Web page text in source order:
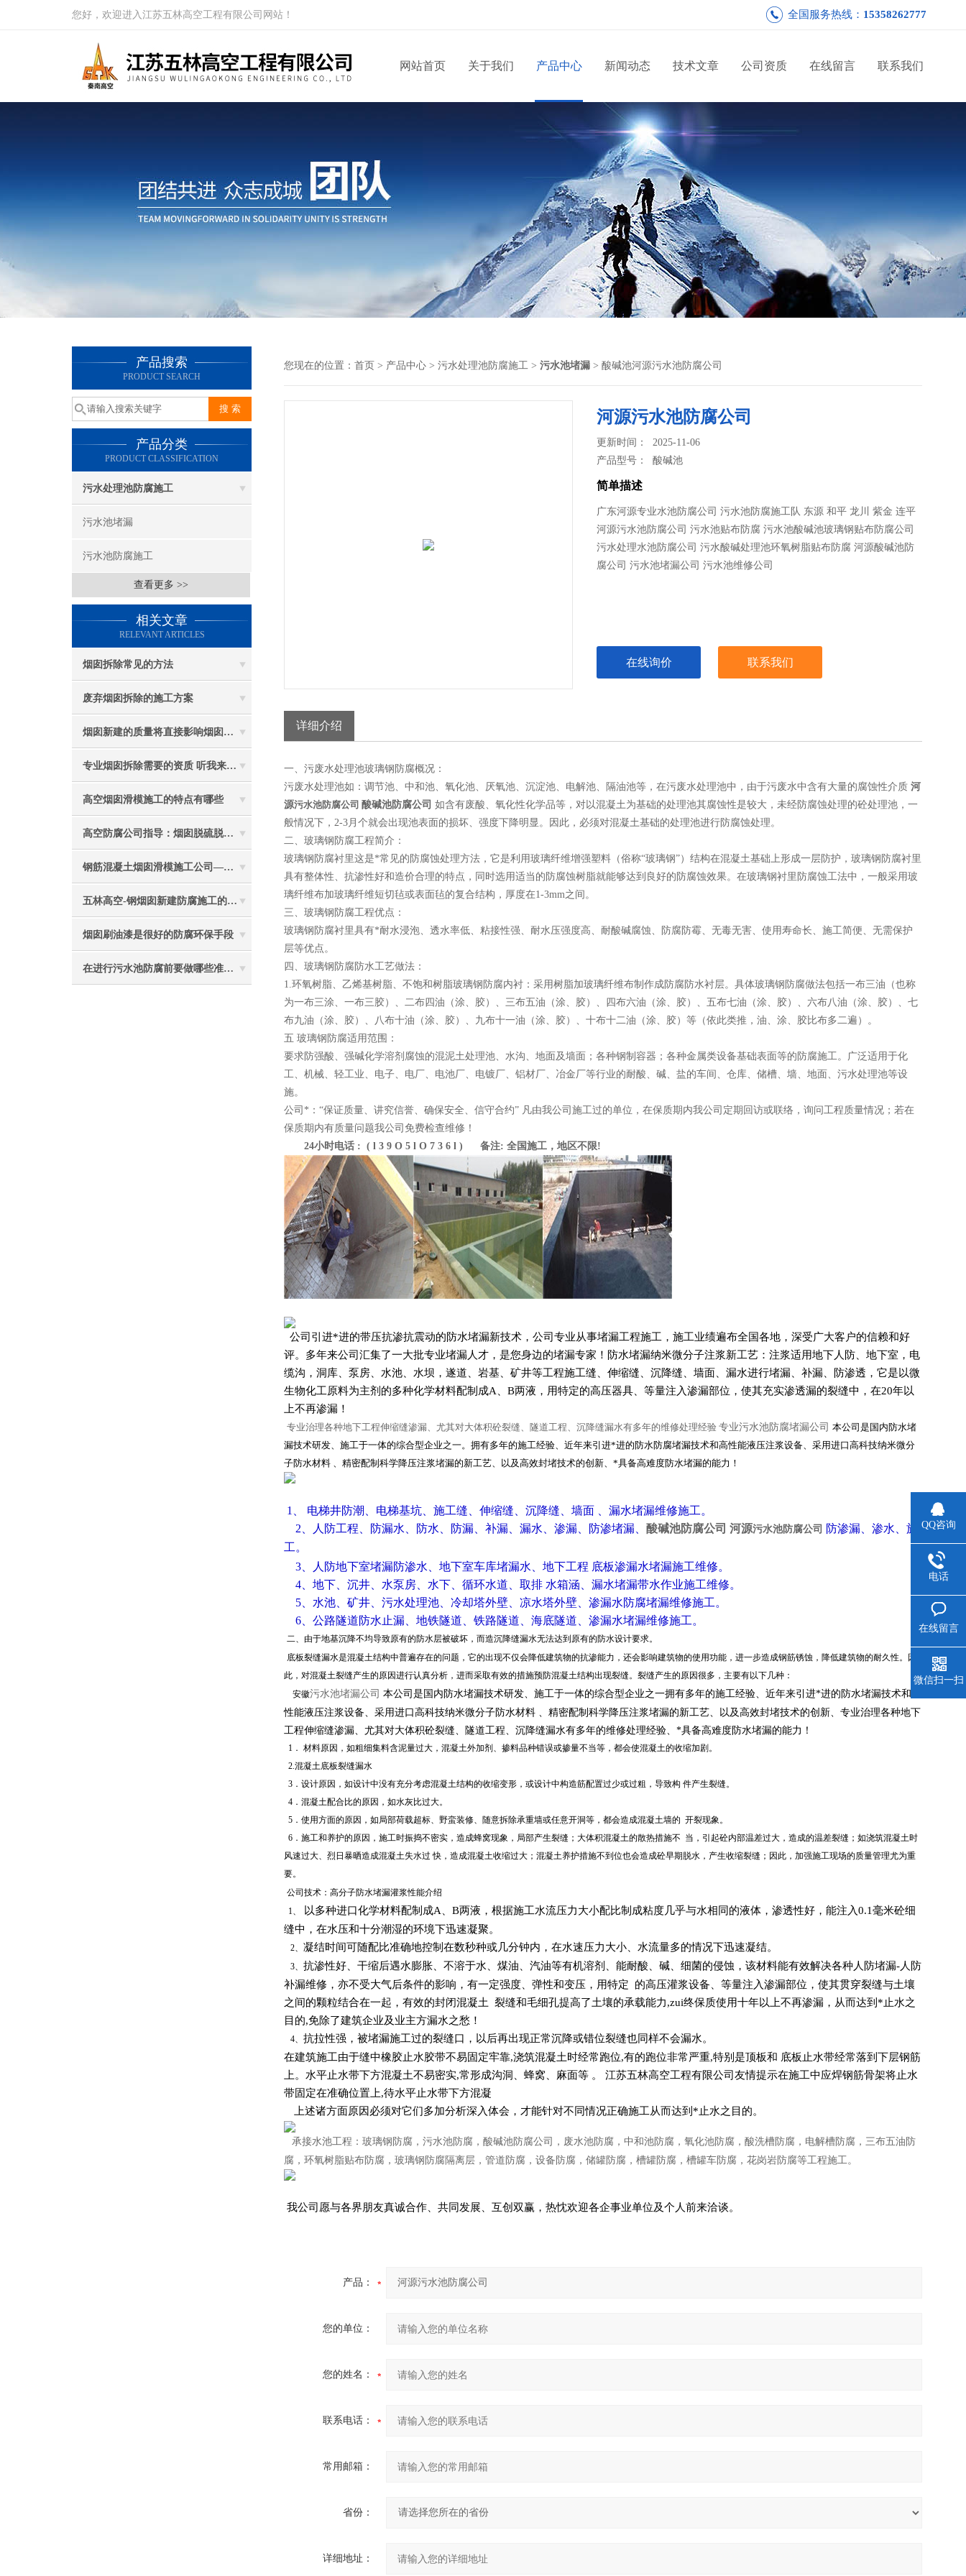
您好，欢迎进入江苏五林高空工程有限公司网站！ 全国服务热线： 15358262777
网站首页 关于我们 产品中心 新闻动态 技术文章 公司资质 在线留言 联系我们
产品搜索
PRODUCT SEARCH
产品分类
PRODUCT CLASSIFICATION
污水处理池防腐施工
污水池堵漏
污水池防腐施工
查看更多 >>
相关文章
RELEVANT ARTICLES
烟囱拆除常见的方法
废弃烟囱拆除的施工方案
烟囱新建的质量将直接影响烟囱防腐工程的难度
专业烟囱拆除需要的资质 听我来给你分析
高空烟囱滑模施工的特点有哪些
高空防腐公司指导：烟囱脱硫脱硝防腐施工要注意些什么？
钢筋混凝土烟囱滑模施工公司——选五林高空
五林高空-钢烟囱新建防腐施工的重要性
烟囱刷油漆是很好的防腐环保手段
在进行污水池防腐前要做哪些准备工作？
您现在的位置： 首页 > 产品中心 > 污水处理池防腐施工 > 污水池堵漏 > 酸碱池河源污水池防腐公司
河源污水池防腐公司
更新时间： 2025-11-06
产品型号：酸碱池
简单描述
广东河源专业水池防腐公司 污水池防腐施工队 东源 和平 龙川 紫金 连平
河源污水池防腐公司 污水池贴布防腐 污水池酸碱池玻璃钢贴布防腐公司
污水处理水池防腐公司 污水酸碱处理池环氧树脂贴布防腐 河源酸碱池防
腐公司 污水池堵漏公司 污水池维修公司
在线询价 联系我们
详细介绍
一、污废水处理池玻璃钢防腐概况：
污废水处理池如：调节池、中和池、氧化池、厌氧池、沉淀池、电解池、隔油池等，在污废水处理池中，由于污废水中含有大量的腐蚀性介质 河
源污水池防腐公司 酸碱池防腐公司 如含有废酸、氧化性化学品等，对以混凝土为基础的处理池其腐蚀性是较大，未经防腐蚀处理的砼处理池，一
般情况下，2-3月个就会出现池表面的损坏、强度下降明显。因此，必须对混凝土基础的处理池进行防腐蚀处理。
二、玻璃钢防腐工程简介：
玻璃钢防腐衬里这是*常见的防腐蚀处理方法，它是利用玻璃纤维增强塑料（俗称“玻璃钢”）结构在混凝土基础上形成一层防护，玻璃钢防腐衬里
具有整体性、抗渗性好和造价合理的特点，同时选用适当的防腐蚀树脂就能够达到良好的防腐蚀效果。在玻璃钢衬里防腐蚀工法中，一般采用玻
璃纤维布加玻璃纤维短切毡或表面毡的复合结构，厚度在1-3mm之间。
三、玻璃钢防腐工程优点：
玻璃钢防腐衬里具有*耐水浸泡、透水率低、粘接性强、耐水压强度高、耐酸碱腐蚀、防腐防霉、无毒无害、使用寿命长、施工简便、无需保护
层等优点。
四、玻璃钢防腐防水工艺做法：
1.环氧树脂、乙烯基树脂、不饱和树脂玻璃钢防腐内衬：采用树脂加玻璃纤维布制作成防腐防水衬层。具体玻璃钢防腐做法包括一布三油（也称
为一布三涂、一布三胶）、二布四油（涂、胶）、三布五油（涂、胶）、四布六油（涂、胶）、五布七油（涂、胶）、六布八油（涂、胶）、七
布九油（涂、胶）、八布十油（涂、胶）、九布十一油（涂、胶）、十布十二油（涂、胶）等（依此类推，油、涂、胶比布多二遍）。
五 玻璃钢防腐适用范围：
要求防强酸、强碱化学溶剂腐蚀的混泥土处理池、水沟、地面及墙面；各种钢制容器；各种金属类设备基础表面等的防腐施工。广泛适用于化
工、机械、轻工业、电子、电厂、电池厂、电镀厂、铝材厂、冶金厂等行业的耐酸、碱、盐的车间、仓库、储槽、墙、地面、污水处理池等设
施。
公司*：“保证质量、讲究信誉、确保安全、信守合约” 凡由我公司施工过的单位，在保质期内我公司定期回访或联络，询问工程质量情况；若在
保质期内有质量问题我公司免费检查维修！
24小时电话 : ( l 3 9 O 5 l O 7 3 6 l ) 备注: 全国施工，地区不限!
公司引进*进的带压抗渗抗震动的防水堵漏新技术，公司专业从事堵漏工程施工，施工业绩遍布全国各地，深受广大客户的信赖和好
评。多年来公司汇集了一大批专业堵漏人才，是您身边的堵漏专家！防水堵漏纳米微分子注浆新工艺：注浆适用地下人防、地下室，电
缆沟，洞库、泵房、水池、水坝，遂道、岩基、矿井等工程施工缝、伸缩缝、沉降缝、墙面、漏水进行堵漏、补漏、防渗透，它是以微
生物化工原料为主剂的多种化学材料配制成A、B两液，用特定的高压器具、等量注入渗漏部位，使其充实渗透漏的裂缝中，在20年以
上不再渗漏！
专业治理各种地下工程伸缩缝渗漏、尤其对大体积砼裂缝、隧道工程、沉降缝漏水有多年的维修处理经验 专业污水池防腐堵漏公司 本公司是国内防水堵
漏技术研发、施工于一体的综合型企业之一。拥有多年的施工经验、近年来引进*进的防水防腐堵漏技术和高性能液压注浆设备、采用进口高科技纳米微分
子防水材料 、精密配制科学降压注浆堵漏的新工艺、以及高效封堵技术的创新、*具备高难度防水堵漏的能力！
1、 电梯井防潮、电梯基坑、施工缝、伸缩缝、沉降缝、墙面 、漏水堵漏维修施工。
2、人防工程、防漏水、防水、防漏、补漏、漏水、渗漏、防渗堵漏、 酸碱池防腐公司 河源污水池防腐公司
防渗漏、渗水、施
工。
3、
人防地下室堵漏防渗水、地下室车库堵漏水、地下工程 底板渗漏水堵漏施工维修。
4、 地下、沉井、水泵房、水下、循环水道、取排 水箱涵、漏水堵漏带水作业施工维修。
5、 水池、矿井、污水处理池、冷却塔外壁、凉水塔外壁、渗漏水防腐堵漏维修施工。
6、 公路隧道防水止漏、地铁隧道、铁路隧道、海底隧道、渗漏水堵漏维修施工。
二、由于地基沉降不均导致原有的防水层被破坏，而造沉降缝漏水无法达到原有的防水设计要求。
底板裂缝漏水是混凝土结构中普遍存在的问题，它的出现不仅会降低建筑物的抗渗能力，还会影响建筑物的使用功能，进一步造成钢筋锈蚀，降低建筑物的耐久性。因
此，对混凝土裂缝产生的原因进行认真分析，进而采取有效的措施预防混凝土结构出现裂缝。裂缝产生的原因很多，主要有以下几种：
安徽污水池堵漏公司 本公司是国内防水堵漏技术研发、施工于一体的综合型企业之一拥有多年的施工经验、近年来引进*进的防水堵漏技术和高
性能液压注浆设备、采用进口高科技纳米微分子防水材料 、精密配制科学降压注浆堵漏的新工艺、以及高效封堵技术的创新、专业治理各种地下
工程伸缩缝渗漏、尤其对大体积砼裂缝、隧道工程、沉降缝漏水有多年的维修处理经验、*具备高难度防水堵漏的能力！
1． 材料原因，如粗细集料含泥量过大，混凝土外加剂、掺料品种错误或掺量不当等，都会使混凝土的收缩加剧。
2.混凝土底板裂缝漏水
3．设计原因，如设计中没有充分考虑混凝土结构的收缩变形，或设计中构造筋配置过少或过粗，导致构 件产生裂缝。
4 ．混凝土配合比的原因，如水灰比过大。
5．使用方面的原因，如局部荷载超标、野蛮装修、随意拆除承重墙或任意开洞等，都会造成混凝土墙的 开裂现象。
6．施工和养护的原因，施工时振捣不密实，造成蜂窝现象，局部产生裂缝；大体积混凝土的散热措施不 当，引起砼内部温差过大，造成的温差裂缝；如浇筑混凝土时
风速过大、烈日暴晒造成混凝土失水过 快，造成混凝土收缩过大；混凝土养护措施不到位也会造成砼早期脱水，产生收缩裂缝；因此，加强施工现场的质量管理尤为重
要。
公司技术：高分子防水堵漏灌浆性能介绍
1、
以多种进口化学材料配制成A、B两液，根据施工水流压力大小配比制成粘度几乎与水相同的液体，渗透性好，能注入0.1毫米砼细
缝中，在水压和十分潮湿的环境下迅速凝聚。
2、 凝结时间可随配比准确地控制在数秒种或几分钟内，在水速压力大小、水流量多的情况下迅速凝结。
3、 抗渗性好、干缩后遇水膨胀、不溶于水、煤油、汽油等有机溶剂、能耐酸、碱、细菌的侵蚀，该材料能有效解决各种人防堵漏-人防
补漏维修，亦不受大气后条件的影响，有一定强度、弹性和变压，用特定 的高压灌浆设备、等量注入渗漏部位，使其贯穿裂缝与土壤
之间的颗粒结合在一起，有效的封闭混凝土 裂缝和毛细孔提高了土壤的承载能力,zui终保质使用十年以上不再渗漏，从而达到*止水之
目的,免除了建筑企业及业主方漏水之愁！
4、 抗拉性强，被堵漏施工过的裂缝口，以后再出现正常沉降或错位裂缝也同样不会漏水。
在建筑施工由于缝中橡胶止水胶带不易固定牢靠,浇筑混凝土时经常跑位,有的跑位非常严重,特别是顶板和 底板止水带经常落到下层钢筋
上。水平止水带下方混凝土不易密实,常形成沟洞、蜂窝、麻面等 。 江苏五林高空工程有限公司友情提示在施工中应焊钢筋骨架将止水
带固定在准确位置上,待水平止水带下方混凝
上述诸方面原因必须对它们多加分析深入体会，才能针对不同情况正确施工从而达到*止水之目的。
承接水池工程：玻璃钢防腐，污水池防腐，酸碱池防腐公司，废水池防腐，中和池防腐，氧化池防腐，酸洗槽防腐，电解槽防腐，三布五油防
腐，环氧树脂贴布防腐，玻璃钢防腐隔离层，管道防腐，设备防腐，储罐防腐，槽罐防腐，槽罐车防腐，花岗岩防腐等工程施工。
我公司愿与各界朋友真诚合作、共同发展、互创双赢，热忱欢迎各企事业单位及个人前来洽谈。
产品：
您的单位：
您的姓名：
联系电话：
常用邮箱：
省份：
详细地址：
QQ咨询
电话
在线留言
微信扫一扫